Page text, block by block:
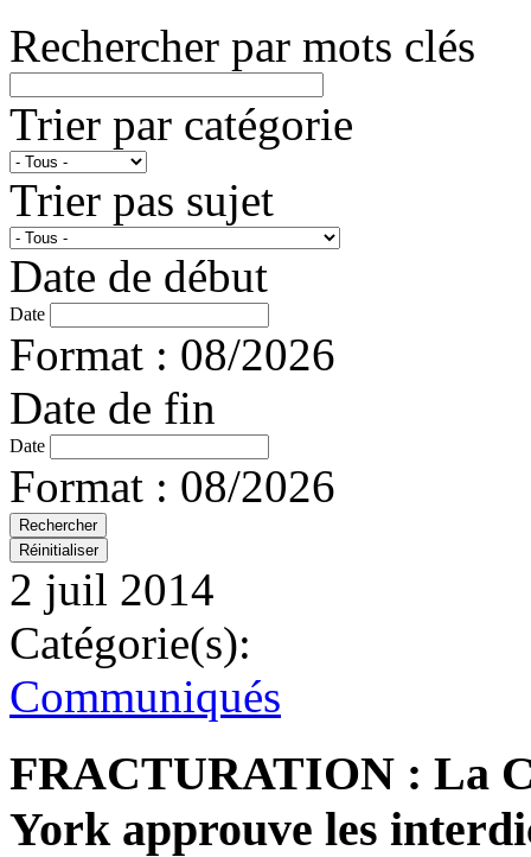
Rechercher par mots clés
Trier par catégorie
Trier pas sujet
Date de début
Date
Format : 08/2026
Date de fin
Date
Format : 08/2026
2 juil 2014
Catégorie(s):
Communiqués
FRACTURATION : La
York approuve les